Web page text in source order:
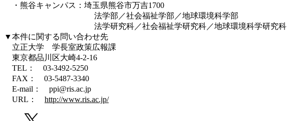
・熊谷キャンパス：埼玉県熊谷市万吉1700
法学部／社会福祉学部／地球環境科学部
法学研究科／社会福祉学研究科／地球環境科学研究科
▼本件に関する問い合わせ先
立正大学 学長室政策広報課
東京都品川区大崎4-2-16
TEL： 03-3492-5250
FAX： 03-5487-3340
E-mail： ppi@ris.ac.jp
URL： http://www.ris.ac.jp/